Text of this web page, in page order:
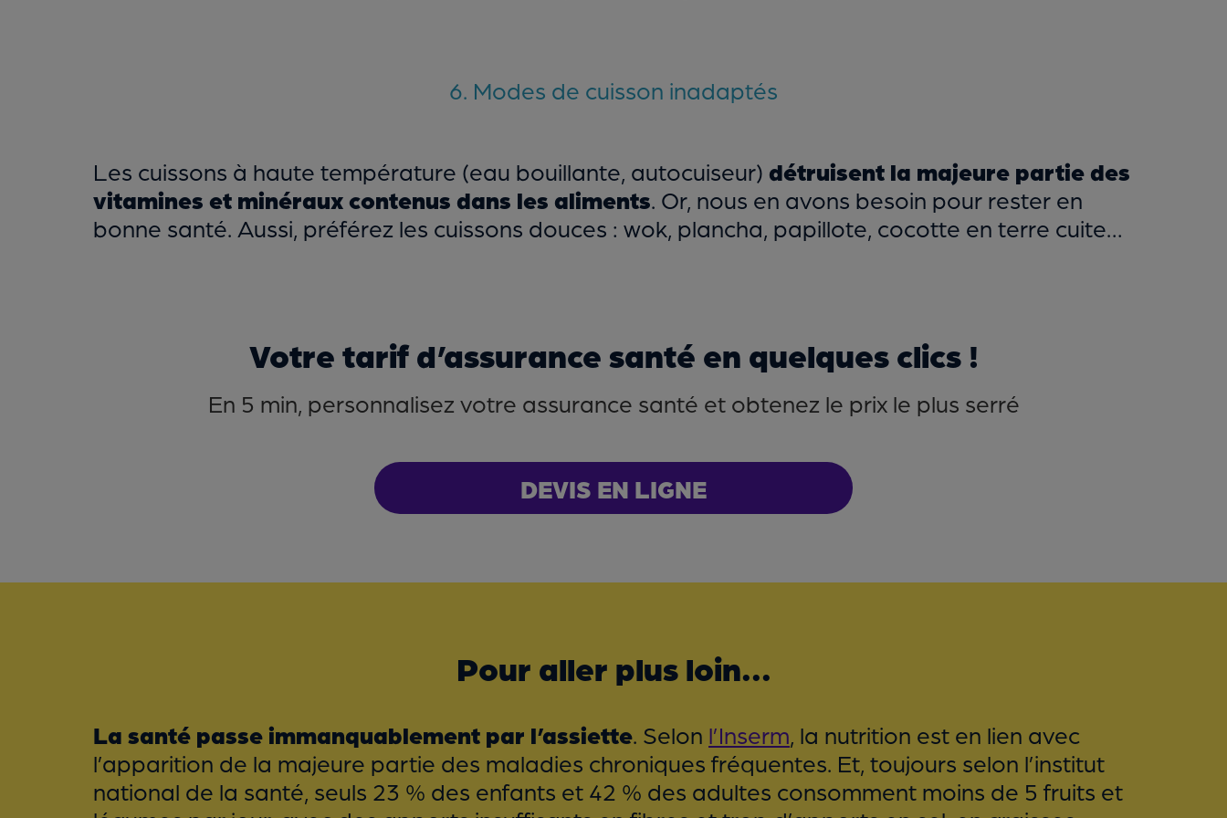
6. Modes de cuisson inadaptés
Les cuissons à haute température (eau bouillante, autocuiseur) détruisent la majeure partie des
vitamines et minéraux contenus dans les aliments. Or, nous en avons besoin pour rester en
bonne santé. Aussi, préférez les cuissons douces : wok, plancha, papillote, cocotte en terre cuite…
Votre tarif d’assurance santé en quelques clics !
En 5 min, personnalisez votre assurance santé et obtenez le prix le plus serré
DEVIS EN LIGNE
Pour aller plus loin...
La santé passe immanquablement par l’assiette. Selon l’Inserm , la nutrition est en lien avec
l’apparition de la majeure partie des maladies chroniques fréquentes. Et, toujours selon l’institut
national de la santé, seuls 23 % des enfants et 42 % des adultes consomment moins de 5 fruits et